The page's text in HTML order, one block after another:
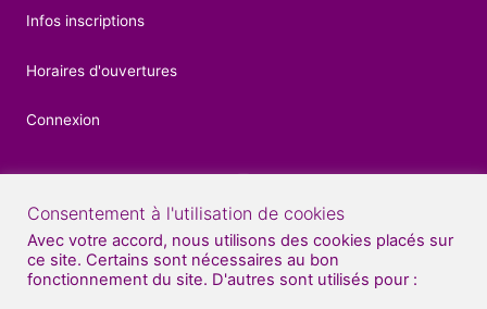
Infos inscriptions
Horaires d'ouvertures
Connexion
Contacts
04 92 52 27 56
Consentement à l'utilisation de cookies
Avec votre accord, nous utilisons des cookies placés sur
ce site. Certains sont nécessaires au bon
fonctionnement du site. D'autres sont utilisés pour :